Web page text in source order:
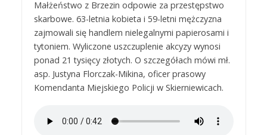
Małżeństwo z Brzezin odpowie za przestępstwo
skarbowe. 63-letnia kobieta i 59-letni mężczyzna
zajmowali się handlem nielegalnymi papierosami i
tytoniem. Wyliczone uszczuplenie akcyzy wynosi
ponad 21 tysięcy złotych. O szczegółach mówi mł.
asp. Justyna Florczak-Mikina, oficer prasowy
Komendanta Miejskiego Policji w Skierniewicach.